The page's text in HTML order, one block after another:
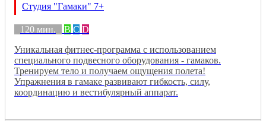
Студия "Гамаки" 7+
120 мин. B C D
Уникальная фитнес-программа с использованием
специального подвесного оборудования - гамаков.
Тренируем тело и получаем ощущения полета!
Упражнения в гамаке развивают гибкость, силу,
координацию и вестибулярный аппарат.